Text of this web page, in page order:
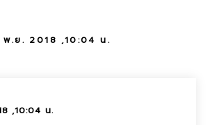
พ.ย. 2018 ,10:04 น.
,10:04 น.